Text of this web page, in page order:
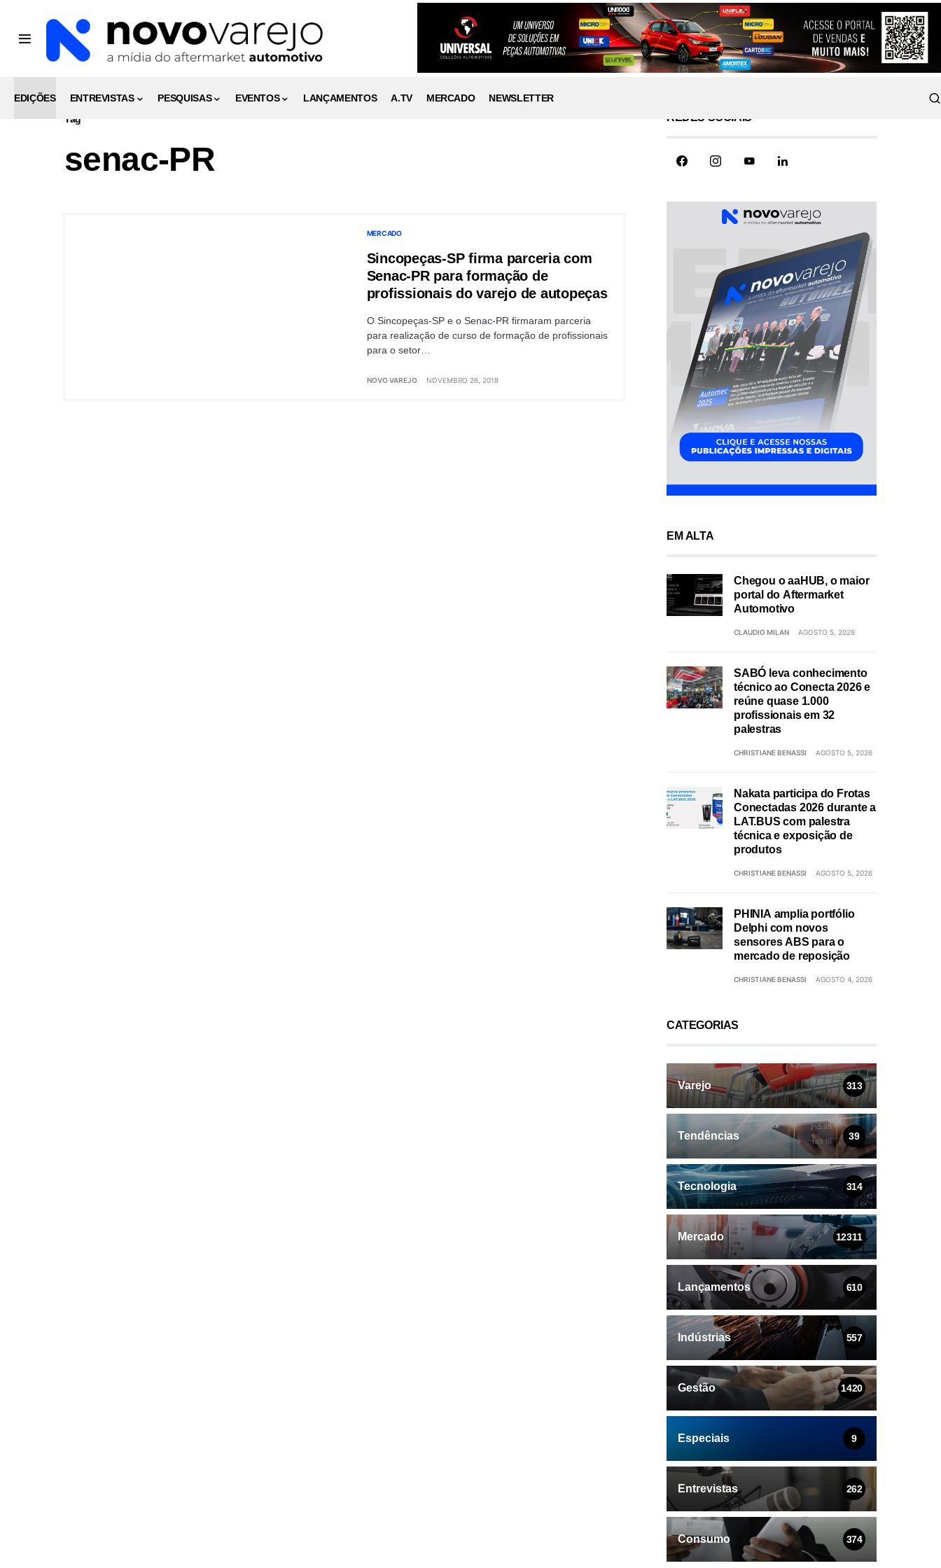
EDIÇÕES ENTREVISTAS PESQUISAS EVENTOS LANÇAMENTOS A.TV MERCADO
NEWSLETTER
Tag
senac-PR
MERCADO
Sincopeças-SP firma parceria com
Senac-PR para formação de
profissionais do varejo de autopeças
O Sincopeças-SP e o Senac-PR firmaram parceria
para realização de curso de formação de profissionais
para o setor…
NOVO VAREJO NOVEMBRO 26, 2018
REDES SOCIAIS
EM ALTA
Chegou o aaHUB, o maior
portal do Aftermarket
Automotivo
CLAUDIO MILAN AGOSTO 5, 2026
SABÓ leva conhecimento
técnico ao Conecta 2026 e
reúne quase 1.000
profissionais em 32
palestras
CHRISTIANE BENASSI AGOSTO 5, 2026
Nakata participa do Frotas
Conectadas 2026 durante a
LAT.BUS com palestra
técnica e exposição de
produtos
CHRISTIANE BENASSI AGOSTO 5, 2026
PHINIA amplia portfólio
Delphi com novos
sensores ABS para o
mercado de reposição
CHRISTIANE BENASSI AGOSTO 4, 2026
CATEGORIAS
Varejo 313
Tendências 39
Tecnologia 314
Mercado 12311
Lançamentos 610
Indústrias 557
Gestão 1420
Especiais 9
Entrevistas 262
Consumo 374